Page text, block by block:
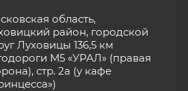
область,
район, городской
Луховицы 136,5 км
М5 «УРАЛ» (правая
стр. 2а (у кафе